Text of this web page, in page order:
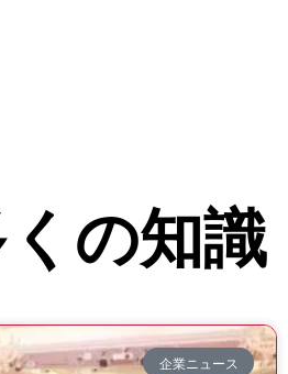
の知識
企業ニュース